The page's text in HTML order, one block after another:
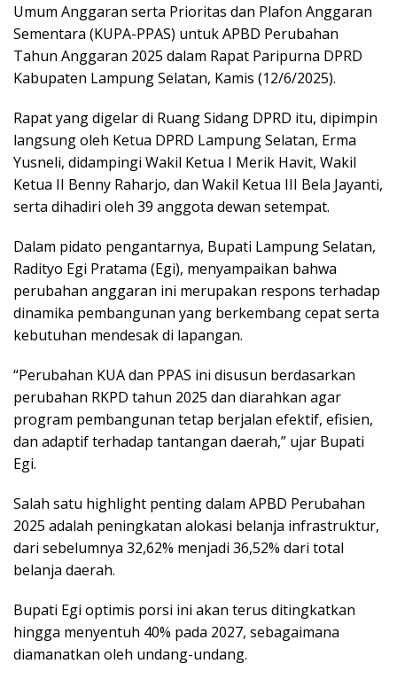
Umum Anggaran serta Prioritas dan Plafon Anggaran
Sementara (KUPA-PPAS) untuk APBD Perubahan
Tahun Anggaran 2025 dalam Rapat Paripurna DPRD
Kabupaten Lampung Selatan, Kamis (12/6/2025).
Rapat yang digelar di Ruang Sidang DPRD itu, dipimpin
langsung oleh Ketua DPRD Lampung Selatan, Erma
Yusneli, didampingi Wakil Ketua I Merik Havit, Wakil
Ketua II Benny Raharjo, dan Wakil Ketua III Bela Jayanti,
serta dihadiri oleh 39 anggota dewan setempat.
Dalam pidato pengantarnya, Bupati Lampung Selatan,
Radityo Egi Pratama (Egi), menyampaikan bahwa
perubahan anggaran ini merupakan respons terhadap
dinamika pembangunan yang berkembang cepat serta
kebutuhan mendesak di lapangan.
“Perubahan KUA dan PPAS ini disusun berdasarkan
perubahan RKPD tahun 2025 dan diarahkan agar
program pembangunan tetap berjalan efektif, efisien,
dan adaptif terhadap tantangan daerah,” ujar Bupati
Egi.
Salah satu highlight penting dalam APBD Perubahan
2025 adalah peningkatan alokasi belanja infrastruktur,
dari sebelumnya 32,62% menjadi 36,52% dari total
belanja daerah.
Bupati Egi optimis porsi ini akan terus ditingkatkan
hingga menyentuh 40% pada 2027, sebagaimana
diamanatkan oleh undang-undang.